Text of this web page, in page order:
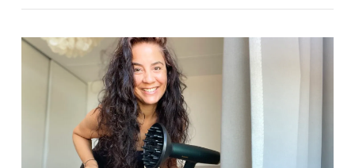
VIEW POST